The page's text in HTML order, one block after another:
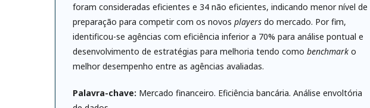
foram consideradas eficientes e 34 não eficientes, indicando menor nível de
preparação para competir com os novos players do mercado. Por fim,
identificou-se agências com eficiência inferior a 70% para análise pontual e
desenvolvimento de estratégias para melhoria tendo como benchmark o
melhor desempenho entre as agências avaliadas.
Palavra-chave: Mercado financeiro. Eficiência bancária. Análise envoltória